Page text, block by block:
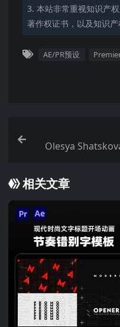
3. 本站非常重视知识产
著作权证书，以及知识
AE/PR预设
Olesya
相关文章